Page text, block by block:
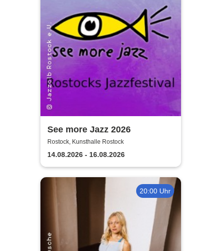
See more Jazz 2026
Rostock, Kunsthalle Rostock
14.08.2026 - 16.08.2026
20:00 Uhr